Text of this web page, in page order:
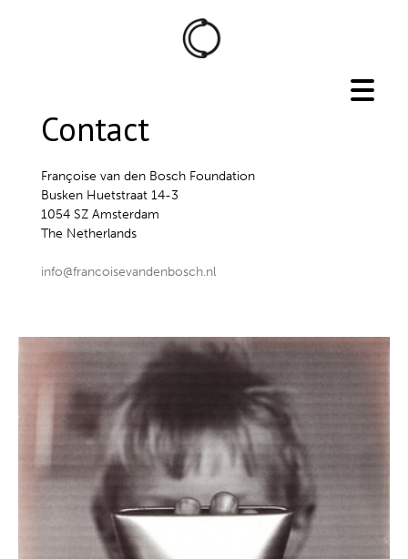
Contact
Françoise van den Bosch Foundation
Busken Huetstraat 14-3
1054 SZ Amsterdam
The Netherlands
info@francoisevandenbosch.nl